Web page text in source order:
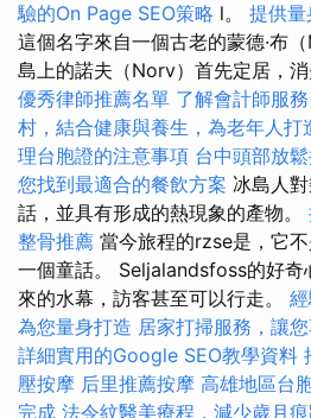
驗的On Page SEO策略 l。 提供量
這個名字來自一個古老的蒙德·布
島上的諾夫（Norv）首先定居，消
優秀律師推薦名單 了解會計師服
村，結合健康與養生，為老年人打
理台胞證的注意事項 台中頭部放
您找到最適合的餐飲方案 冰島人
話，並具有形成的熱現象的產物。
整骨推薦 當今旅程的rzse是，它
一個童話。 Seljalandsfoss的好奇
來的水幕，訪客甚至可以行走。
為您量身打造 居家打掃服務，讓
詳細實用的Google SEO教學資料
壓按摩 后里推薦按摩 高雄地區台
完成 法令紋醫美療程，減少歲月